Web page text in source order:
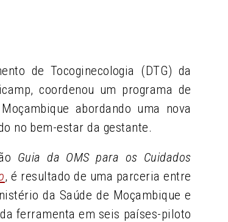
de Tocoginecologia (DTG) da
coordenou um programa de
abordando uma nova
no bem-estar da gestante.
Guia da OMS para os Cuidados
, é resultado de uma parceria entre
da Saúde de Moçambique e
ferramenta em seis países-piloto